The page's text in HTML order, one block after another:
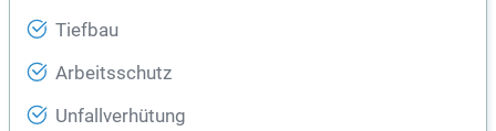
Tiefbau
Arbeitsschutz
Unfallverhütung